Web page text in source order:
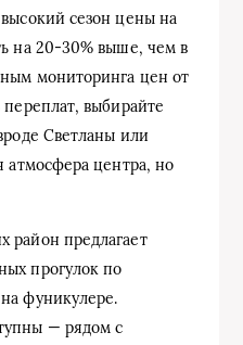
сезон цены на
на 20-30% выше, чем в
мониторинга цен от
переплат, выбирайте
Светланы или
атмосфера центра, но
район предлагает
прогулок по
фуникулере.
— рядом с